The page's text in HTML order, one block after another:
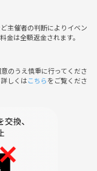
主催者の判断によりイベン
金は全額返金されます。
のうえ慎重に行ってくださ
しくはこちらをご覧くださ